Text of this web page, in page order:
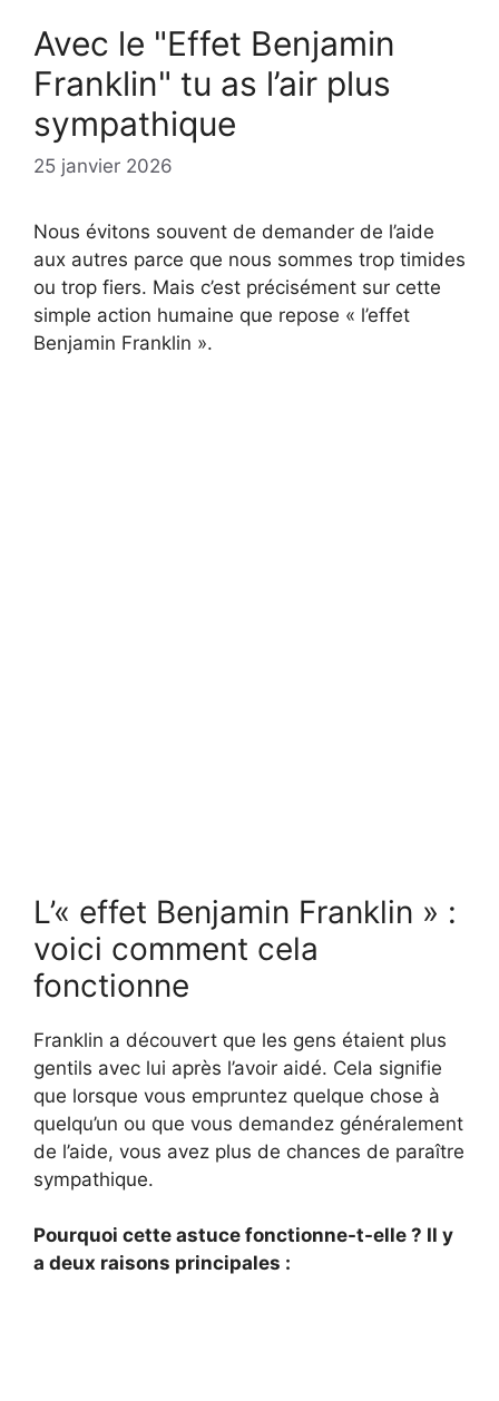
Avec le "Effet Benjamin
Franklin" tu as l’air plus
sympathique
25 janvier 2026
Nous évitons souvent de demander de l’aide
aux autres parce que nous sommes trop timides
ou trop fiers. Mais c’est précisément sur cette
simple action humaine que repose « l’effet
Benjamin Franklin ».
L’« effet Benjamin Franklin » :
voici comment cela
fonctionne
Franklin a découvert que les gens étaient plus
gentils avec lui après l’avoir aidé. Cela signifie
que lorsque vous empruntez quelque chose à
quelqu’un ou que vous demandez généralement
de l’aide, vous avez plus de chances de paraître
sympathique.
Pourquoi cette astuce fonctionne-t-elle ? Il y
a deux raisons principales :